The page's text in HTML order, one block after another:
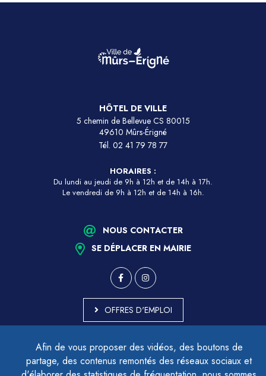
Afin de vous proposer des vidéos, des boutons de
partage, des contenus remontés des réseaux sociaux et
HÔTEL DE VILLE
5 chemin de Bellevue CS 80015
49610 Mûrs-Érigné
Tél. 02 41 79 78 77
HORAIRES :
Du lundi au jeudi de 9h à 12h et de 14h à 17h.
Le vendredi de 9h à 12h et de 14h à 16h.
NOUS CONTACTER
SE DÉPLACER EN MAIRIE
OFFRES D'EMPLOI
ACCESSIBILITÉ - PARTIELLEMENT CONFORME
PLAN DU SITE
MENTIONS LÉGALES